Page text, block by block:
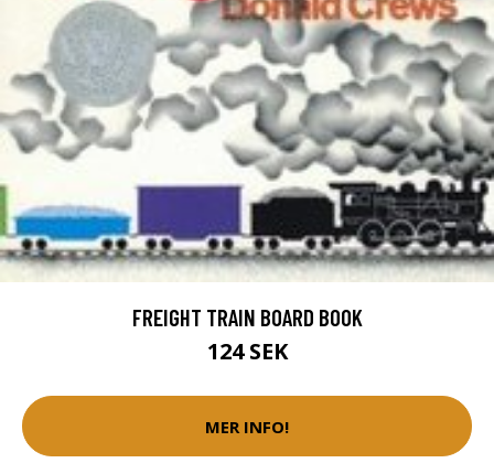
FREIGHT TRAIN BOARD BOOK
124 SEK
MER INFO!